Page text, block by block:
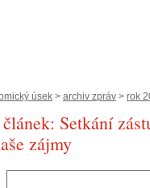
úsek > archiv zpráv > rok
Setkání
zájmy